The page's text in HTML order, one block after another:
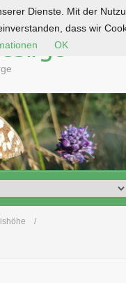
Dienste. Mit der
dass wir
OK